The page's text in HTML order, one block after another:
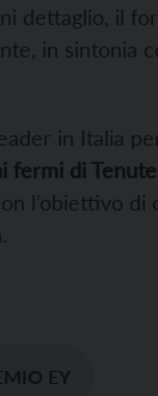
dettaglio, il
in sintonia
leader in Italia
fermi di
l’obiettivo
EY